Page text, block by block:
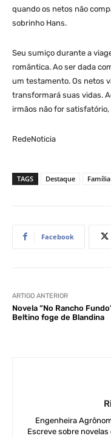
quando os netos não
sobrinho Hans.
Seu sumiço durante a
romântica. Ao ser dada
um testamento. Os netos
transformará suas vidas.
irmãos não for
RedeNoticia
TAGS Destaque
Facebook
ARTIGO ANTERIOR
Novela “No Rancho
Beltino foge de Blandina
Engenheira
Escreve sobre